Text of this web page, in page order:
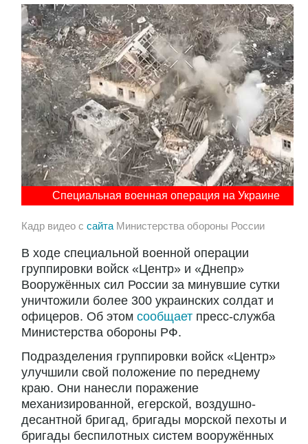
Специальная военная операция на Украине
Кадр видео с сайта Министерства обороны России
В ходе специальной военной операции
группировки войск «Центр» и «Днепр»
Вооружённых сил России за минувшие сутки
уничтожили более 300 украинских солдат и
офицеров. Об этом сообщает пресс-служба
Министерства обороны РФ.
Подразделения группировки войск «Центр»
улучшили свой положение по переднему
краю. Они нанесли поражение
механизированной, егерской, воздушно-
десантной бригад, бригады морской пехоты и
бригады беспилотных систем вооружённых